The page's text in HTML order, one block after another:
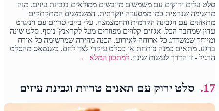
סלט עלים ירוקים עם משמשים מיובשים ממולאים בגבינת עיזים. מנה
מרשימה שנראית כמו ממסעדה יוקרתית. המשמשים המתקתקים
מתאזנים עם הגבינה הקרמית והחמצמצה. עלי בייבי טריים עם ויניגרט
עדין שמחבר הכל. אגוזים קלויים מפוזרים מעל לקראנץ' נוסף. סלט שונה
ומיוחד שמשדרג כל ארוחה לאירוע. הכנה מהירה שמרשימה כל אורח
ברגע. מתאים כמנה פותחת או כסלט עיקרי לצד לחם. כשנמאס מהסלט
הרגיל - זו הדרך לעשות שינוי.למתכון המלא ←
17. סלט ירוק עם תאנים טריות וגבינת עיזים